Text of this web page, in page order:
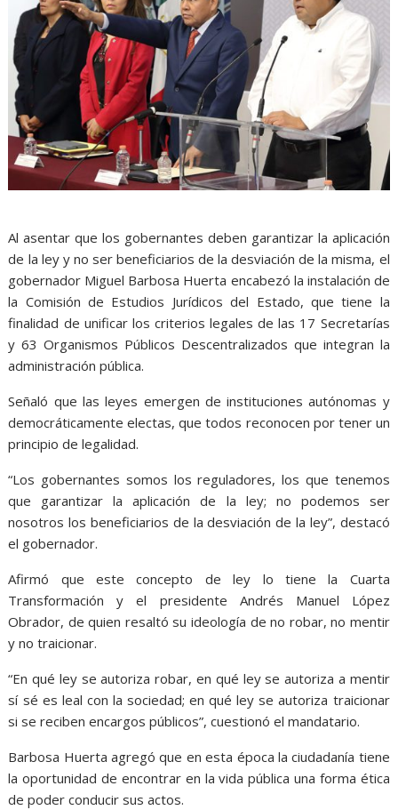
Al asentar que los gobernantes deben garantizar la aplicación
de la ley y no ser beneficiarios de la desviación de la misma, el
gobernador Miguel Barbosa Huerta encabezó la instalación de
la Comisión de Estudios Jurídicos del Estado, que tiene la
finalidad de unificar los criterios legales de las 17 Secretarías
y 63 Organismos Públicos Descentralizados que integran la
administración pública.
Señaló que las leyes emergen de instituciones autónomas y
democráticamente electas, que todos reconocen por tener un
principio de legalidad.
“Los gobernantes somos los reguladores, los que tenemos
que garantizar la aplicación de la ley; no podemos ser
nosotros los beneficiarios de la desviación de la ley”, destacó
el gobernador.
Afirmó que este concepto de ley lo tiene la Cuarta
Transformación y el presidente Andrés Manuel López
Obrador, de quien resaltó su ideología de no robar, no mentir
y no traicionar.
“En qué ley se autoriza robar, en qué ley se autoriza a mentir
sí sé es leal con la sociedad; en qué ley se autoriza traicionar
si se reciben encargos públicos”, cuestionó el mandatario.
Barbosa Huerta agregó que en esta época la ciudadanía tiene
la oportunidad de encontrar en la vida pública una forma ética
de poder conducir sus actos.